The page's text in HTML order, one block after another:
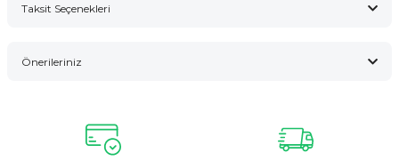
Taksit Seçenekleri
Önerileriniz
konularda yetersiz gördüğünüz noktaları öneri formunu
kullanarak tarafımıza iletebilirsiniz.